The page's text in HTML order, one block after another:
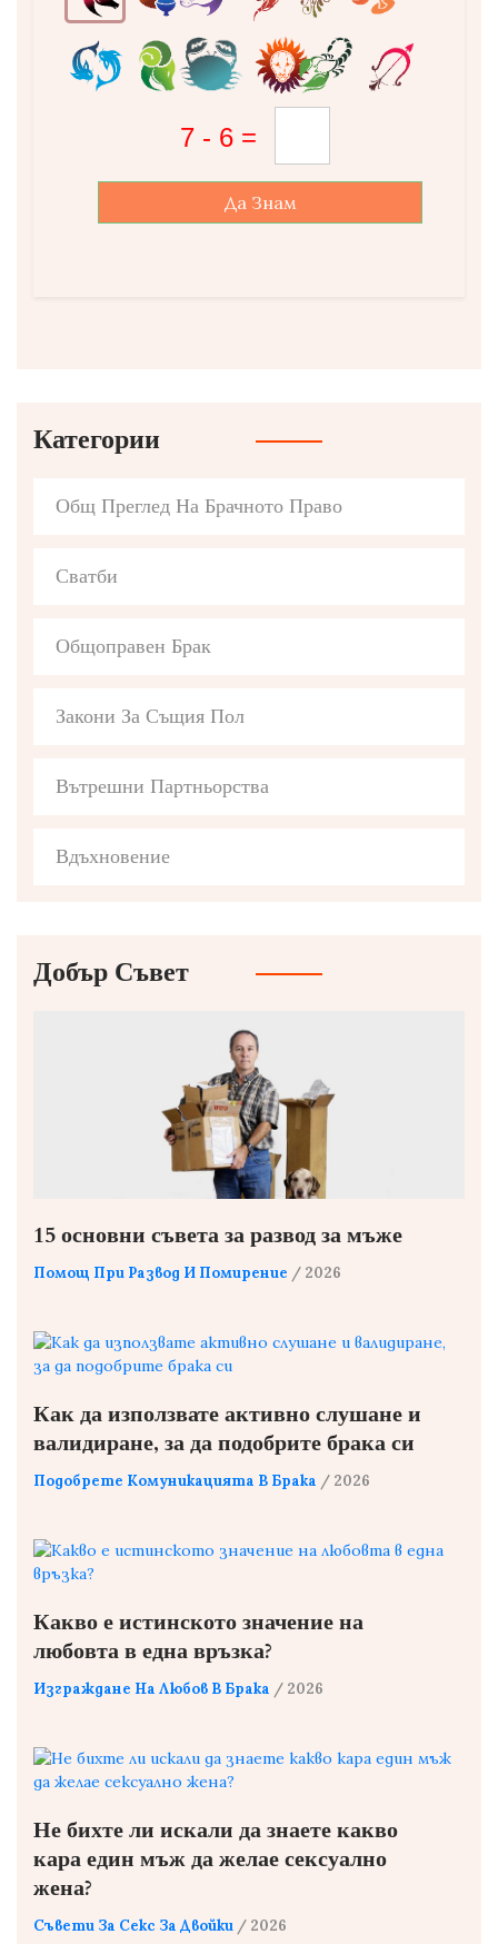
Да Знам
Категории
Общ Преглед На Брачното Право
Сватби
Общоправен Брак
Закони За Същия Пол
Вътрешни Партньорства
Вдъхновение
Добър Съвет
15 основни съвета за развод за мъже
Помощ При Развод И Помирение / 2026
Как да използвате активно слушане и
валидиране, за да подобрите брака си
Подобрете Комуникацията В Брака / 2026
Какво е истинското значение на
любовта в една връзка?
Изграждане На Любов В Брака / 2026
Не бихте ли искали да знаете какво
кара един мъж да желае сексуално
жена?
Съвети За Секс За Двойки / 2026